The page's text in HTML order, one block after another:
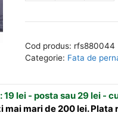
pentru
cu
sanatatii
e
n
t
i
v
Cod produs: rfs880044
Categorie: Fata de
lei - posta sau 29 lei -
mari de 200 lei.